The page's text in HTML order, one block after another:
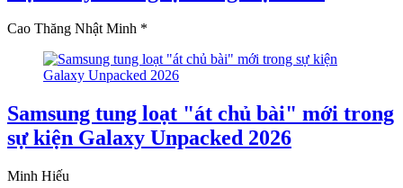
Cao Thăng Nhật Minh *
Samsung tung loạt "át chủ bài" mới trong
sự kiện Galaxy Unpacked 2026
Minh Hiếu